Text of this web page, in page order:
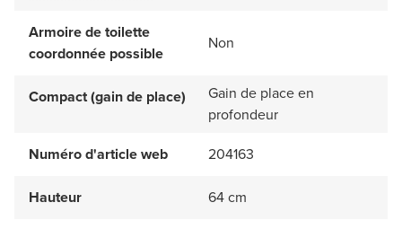
Armoire de toilette
coordonnée possible
Non
Compact (gain de place)
Gain de place en
profondeur
Numéro d'article web
204163
Hauteur 64 cm